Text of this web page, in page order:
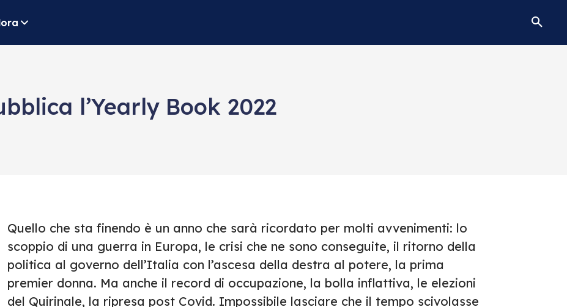
l’Yearly Book 2022
Quello che sta finendo è un anno che sarà ricordato per molti avvenimenti: lo
scoppio di una guerra in Europa, le crisi che ne sono conseguite, il ritorno della
politica al governo dell’Italia con l’ascesa della destra al potere, la prima
premier donna. Ma anche il record di occupazione, la bolla inflattiva, le elezioni
del Quirinale, la ripresa post Covid. Impossibile lasciare che il tempo scivolasse